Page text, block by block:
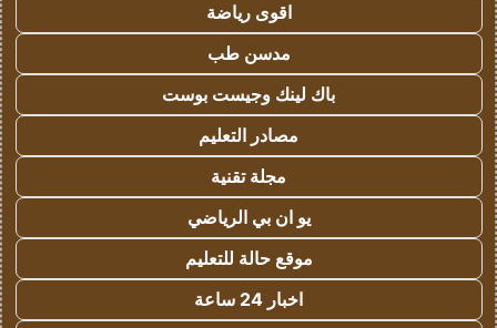
اقوى رياضة
مدسن طب
باك لينك وجيست بوست
مصادر التعليم
مجلة تقنية
يو ان بي الرياضي
موقع حالة للتعليم
اخبار 24 ساعة